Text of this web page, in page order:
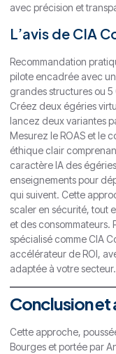
avec précision et
L’avis de CIA
Recommandation
pilote encadrée avec
grandes structures ou
Créez deux égéries
lancez deux variantes
Mesurez le ROAS et le
éthique clair
caractère IA des
enseignements pour
qui suivent. Cette
scaler en sécurité, tout
et des consommateurs.
spécialisé comme CIA
accélérateur de ROI,
adaptée à votre secteur.
Conclusion et
Cette approche,
Bourges et portée par